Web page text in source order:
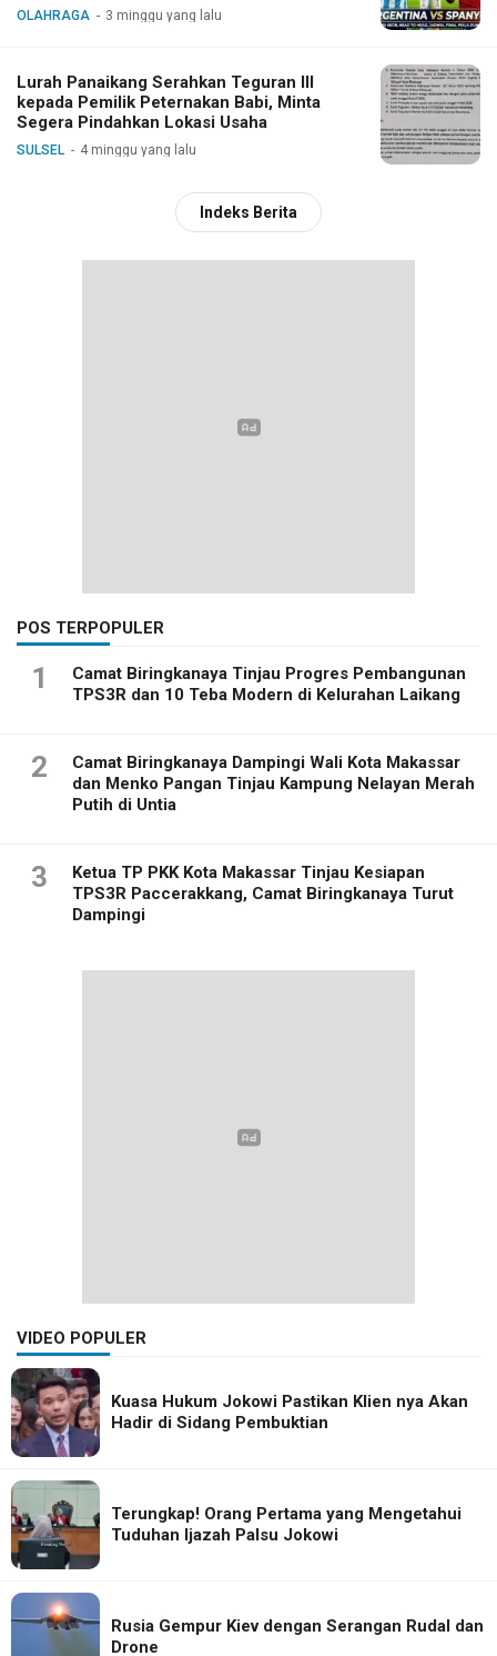
OLAHRAGA 3 minggu yang lalu
Lurah Panaikang Serahkan Teguran III
kepada Pemilik Peternakan Babi, Minta
Segera Pindahkan Lokasi Usaha
SULSEL 4 minggu yang lalu
Indeks Berita
POS TERPOPULER
1
Camat Biringkanaya Tinjau Progres Pembangunan
TPS3R dan 10 Teba Modern di Kelurahan Laikang
2
Camat Biringkanaya Dampingi Wali Kota Makassar
dan Menko Pangan Tinjau Kampung Nelayan Merah
Putih di Untia
3
Ketua TP PKK Kota Makassar Tinjau Kesiapan
TPS3R Paccerakkang, Camat Biringkanaya Turut
Dampingi
VIDEO POPULER
Kuasa Hukum Jokowi Pastikan Klien nya Akan
Hadir di Sidang Pembuktian
Terungkap! Orang Pertama yang Mengetahui
Tuduhan Ijazah Palsu Jokowi
Rusia Gempur Kiev dengan Serangan Rudal dan
Drone